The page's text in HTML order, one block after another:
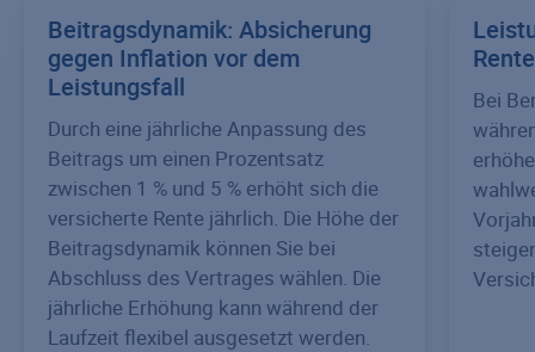
Beitragsdynamik: Absicherung
gegen Inflation vor dem
Leistungsfall
Durch eine jährliche Anpassung des
Beitrags um einen Prozentsatz
zwischen 1 % und 5 % erhöht sich die
versicherte Rente jährlich. Die Höhe der
Beitragsdynamik können Sie bei
Abschluss des Vertrages wählen. Die
jährliche Erhöhung kann während der
Laufzeit flexibel ausgesetzt werden.
Bei